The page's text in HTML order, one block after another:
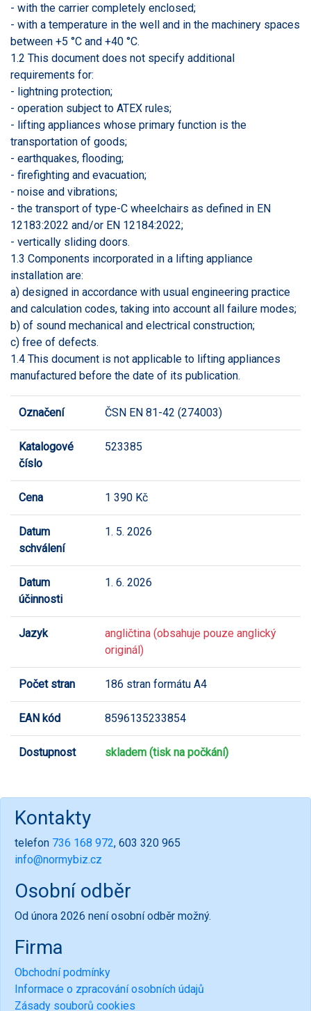
- with the carrier completely enclosed;
- with a temperature in the well and in the machinery spaces
between +5 °C and +40 °C.
1.2 This document does not specify additional
requirements for:
- lightning protection;
- operation subject to ATEX rules;
- lifting appliances whose primary function is the
transportation of goods;
- earthquakes, flooding;
- firefighting and evacuation;
- noise and vibrations;
- the transport of type-C wheelchairs as defined in EN
12183:2022 and/or EN 12184:2022;
- vertically sliding doors.
1.3 Components incorporated in a lifting appliance
installation are:
a) designed in accordance with usual engineering practice
and calculation codes, taking into account all failure modes;
b) of sound mechanical and electrical construction;
c) free of defects.
1.4 This document is not applicable to lifting appliances
manufactured before the date of its publication.
Označení ČSN EN 81-42 (274003)
Katalogové
číslo
523385
Cena 1 390 Kč
Datum
schválení
1. 5. 2026
Datum
účinnosti
1. 6. 2026
Jazyk
angličtina (obsahuje pouze anglický
originál)
Počet stran 186 stran formátu A4
EAN kód 8596135233854
Dostupnost skladem (tisk na počkání)
Kontakty
telefon 736 168 972, 603 320 965
info@normybiz.cz
Osobní odběr
Od února 2026 není osobní odběr možný.
Firma
Obchodní podmínky
Informace o zpracování osobních údajů
Zásady souborů cookies